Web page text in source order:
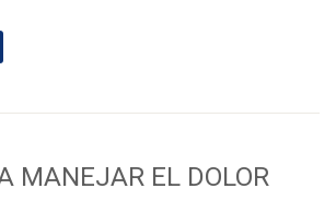
MANEJAR EL DOLOR